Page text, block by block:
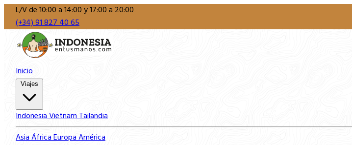
L/V de 10:00 a 14:00 y 17:00 a 20:00
(+34) 91 827 40 65
Inicio
IndonesiaVietnamTailandia
AsiaÁfricaEuropaAmérica